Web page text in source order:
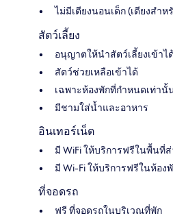
ไม่มีเตียงนอนเด็ก (เตียงสำห
สัตว์เลี้ยง
อนุญาตให้นำสัตว์เลี้ยงเข้า
สัตว์ช่วยเหลือเข้าได้
เฉพาะห้องพักที่กำหนดเท่านั้
มีชามใส่น้ำและอาหาร
อินเทอร์เน็ต
มี WiFi ให้บริการฟรีในพื้นที่
มี Wi-Fi ให้บริการฟรีในห้อง
ที่จอดรถ
ฟรี ที่จอดรถในบริเวณที่พัก